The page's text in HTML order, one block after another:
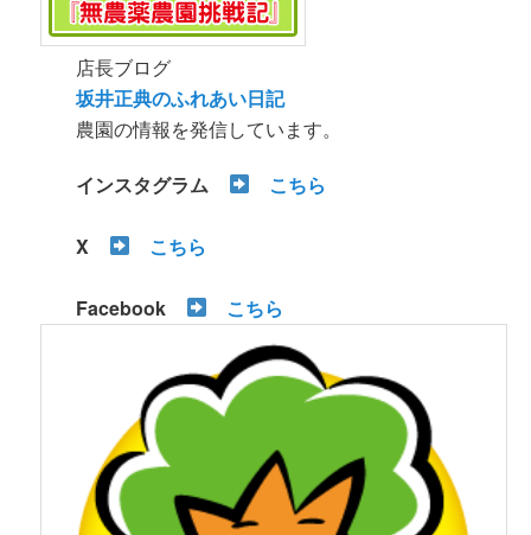
店長ブログ
坂井正典のふれあい日記
農園の情報を発信しています。
インスタグラム こちら
X こちら
Facebook こちら